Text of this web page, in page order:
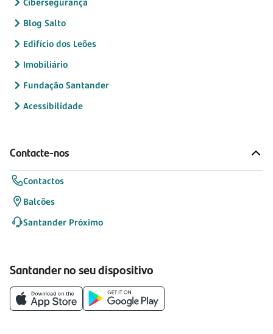
Blog Salto
Edifício dos Leões
Imobiliário
Fundação Santander
Acessibilidade
Contacte-nos
Contactos
Balcões
Santander Próximo
Santander no seu dispositivo